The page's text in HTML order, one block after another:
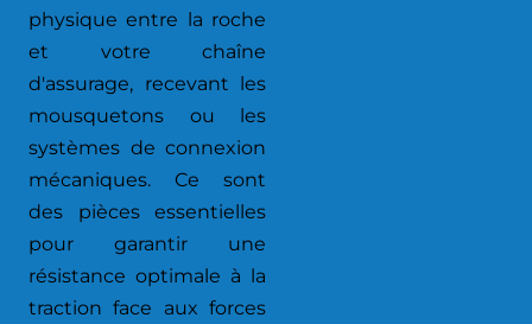
physique entre la roche
et votre chaîne
d'assurage, recevant les
mousquetons ou les
systèmes de connexion
mécaniques. Ce sont
des pièces essentielles
pour garantir une
résistance optimale à la
traction face aux forces